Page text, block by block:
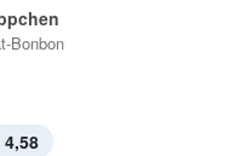
Bonbon
4,58